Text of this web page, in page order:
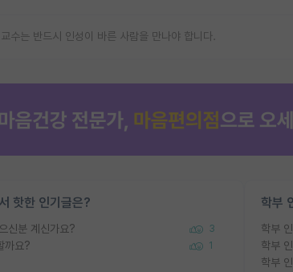
수는 반드시 인성이 바른 사람을 만나야 합니다.
핫한 인기글은?
신분 계신가요? 3
까요? 1
학부
학부
학부
학부